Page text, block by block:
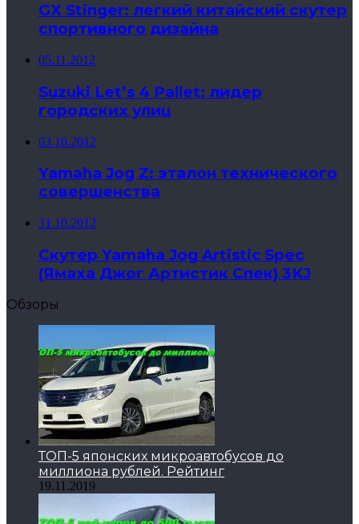
GX Stinger: легкий китайский скутер
спортивного дизайна
05.11.2012
Suzuki Let’s 4 Pallet: лидер
городских улиц
03.10.2012
Yamaha Jog Z: эталон технического
совершенства
31.10.2012
Скутер Yamaha Jog Artistic Spec
(Ямаха Джог Артистик Спек) 3KJ
Обзоры
ТОП-5 японских микроавтобусов до
миллиона рублей. Рейтинг
19.11.2019